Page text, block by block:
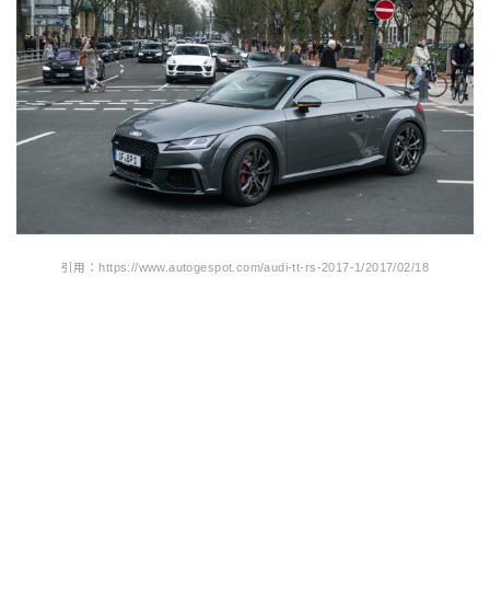
引用：https://www.autogespot.com/audi-tt-rs-2017-1/2017/02/18